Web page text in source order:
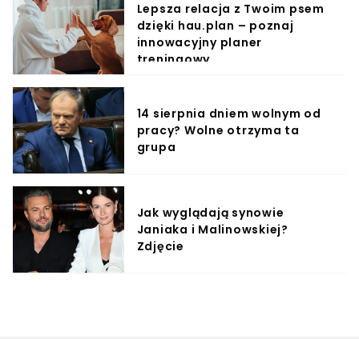
Lepsza relacja z Twoim psem
dzięki hau.plan – poznaj
innowacyjny planer
treningowy
14 sierpnia dniem wolnym od
pracy? Wolne otrzyma ta
grupa
Jak wyglądają synowie
Janiaka i Malinowskiej?
Zdjęcie